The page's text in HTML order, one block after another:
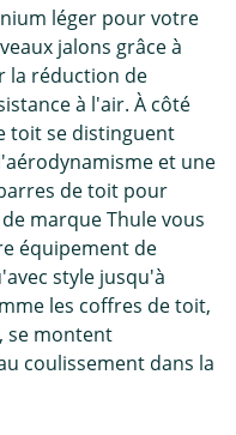
léger pour votre
jalons grâce à
la réduction de
à l'air. À côté
toit se distinguent
et une
de toit pour
de marque Thule vous
équipement de
style jusqu'à
les coffres de toit,
se montent
coulissement dans la